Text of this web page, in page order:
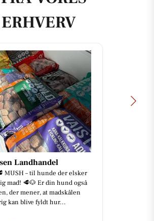
Landhandel
MUSH – til hunde der elsker
mad! 🥩🐶 Er din hund også
der mener, at madskålen
kan blive fyldt hur...